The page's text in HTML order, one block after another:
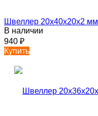
Швеллер 20х40х20х2
В наличии
940 ₽
Купить